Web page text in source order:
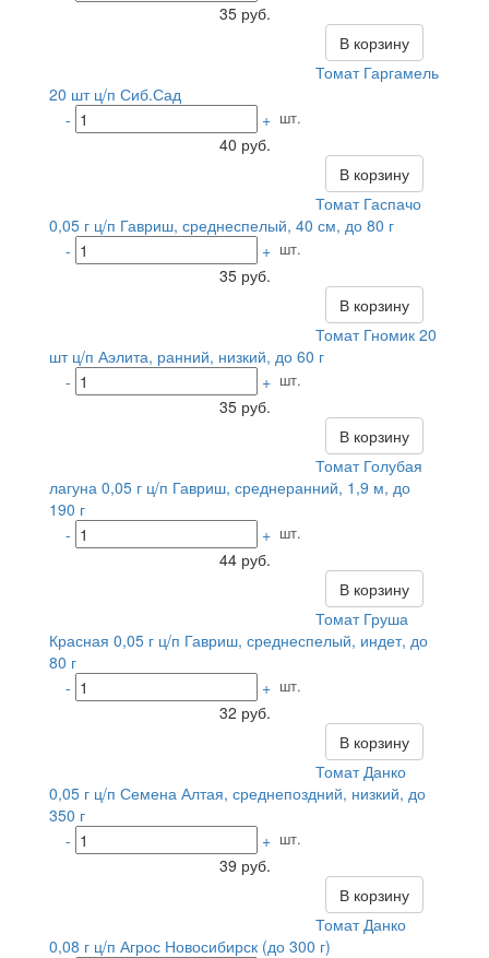
35 руб.
В корзину
Томат Гаргамель
20 шт ц/п Сиб.Сад
-
+ шт.
40 руб.
В корзину
Томат Гаспачо
0,05 г ц/п Гавриш, среднеспелый, 40 см, до 80 г
-
+ шт.
35 руб.
В корзину
Томат Гномик 20
шт ц/п Аэлита, ранний, низкий, до 60 г
-
+ шт.
35 руб.
В корзину
Томат Голубая
лагуна 0,05 г ц/п Гавриш, среднеранний, 1,9 м, до
190 г
-
+ шт.
44 руб.
В корзину
Томат Груша
Красная 0,05 г ц/п Гавриш, среднеспелый, индет, до
80 г
-
+ шт.
32 руб.
В корзину
Томат Данко
0,05 г ц/п Семена Алтая, среднепоздний, низкий, до
350 г
-
+ шт.
39 руб.
В корзину
Томат Данко
0,08 г ц/п Агрос Новосибирск (до 300 г)